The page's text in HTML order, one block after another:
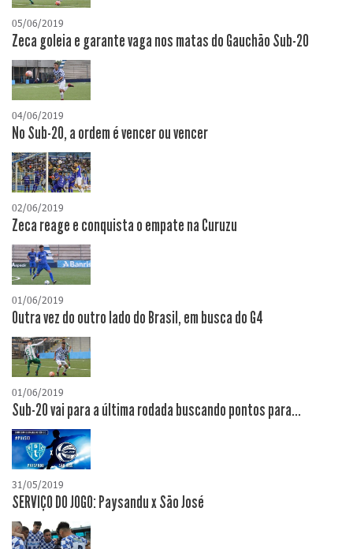
05/06/2019
Zeca goleia e garante vaga nos matas do Gauchão Sub-20
04/06/2019
No Sub-20, a ordem é vencer ou vencer
02/06/2019
Zeca reage e conquista o empate na Curuzu
01/06/2019
Outra vez do outro lado do Brasil, em busca do G4
01/06/2019
Sub-20 vai para a última rodada buscando pontos para...
31/05/2019
SERVIÇO DO JOGO: Paysandu x São José